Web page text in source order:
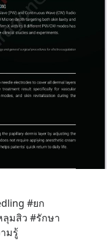
#ยก
มสิว #รักษา
มรู้